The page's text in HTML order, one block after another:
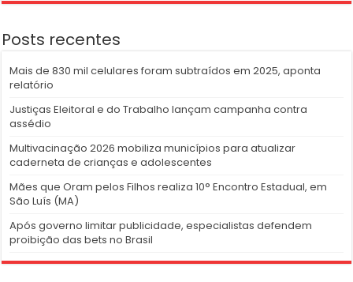
Posts recentes
Mais de 830 mil celulares foram subtraídos em 2025, aponta
relatório
Justiças Eleitoral e do Trabalho lançam campanha contra
assédio
Multivacinação 2026 mobiliza municípios para atualizar
caderneta de crianças e adolescentes
Mães que Oram pelos Filhos realiza 10° Encontro Estadual, em
São Luís (MA)
Após governo limitar publicidade, especialistas defendem
proibição das bets no Brasil